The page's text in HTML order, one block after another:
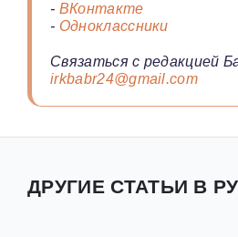
- ВКонтакте
- Одноклассники
Связаться с редакцией
irkbabr24@gmail.com
ДРУГИЕ СТАТЬИ В